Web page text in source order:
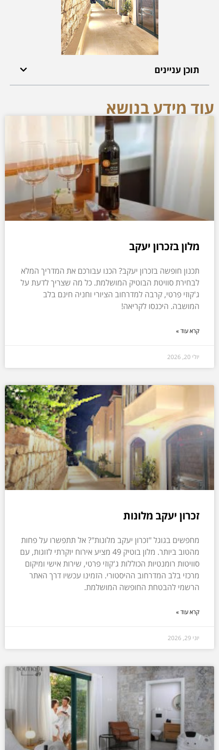
תוכן עניינים
עוד מידע בנושא
מלון בזכרון יעקב
תכנון חופשה בזכרון יעקב? הכנו עבורכם את המדריך המלא
לבחירת סוויטת הבוטיק המושלמת. כל מה שצריך לדעת על
ג'קוזי פרטי, קרבה למדרחוב הציורי וחניה חינם בלב
המושבה. היכנסו לקריאה!
קרא עוד »
יולי 20, 2026
זכרון יעקב מלונות
מחפשים בגוגל "זכרון יעקב מלונות"? אל תתפשרו על פחות
מהטוב ביותר. מלון בוטיק 49 מציע אירוח יוקרתי לזוגות, עם
סוויטות רומנטיות הכוללות ג'קוזי פרטי, שירות אישי ומיקום
מרכזי בלב המדרחוב ההיסטורי. הזמינו עכשיו דרך האתר
הרשמי להבטחת החופשה המושלמת.
קרא עוד »
יוני 29, 2026